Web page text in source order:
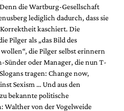
die Wartburg-Gesellschaft
lediglich dadurch, dass sie
kaschiert. Die
Pilger als „das Bild des
die Pilger selbst erinnern
Sünder oder Manager, die nun T-
tragen: Change now,
Sexism … Und aus den
bekannte politische
Walther von der Vogelweide